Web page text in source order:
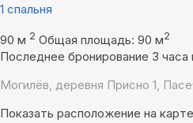
1 спальня
90 м 2 Общая площадь: 90 м2
Последнее бронирование 3 часа
Могилёв, деревня Присно 1,
Показать расположение на карте